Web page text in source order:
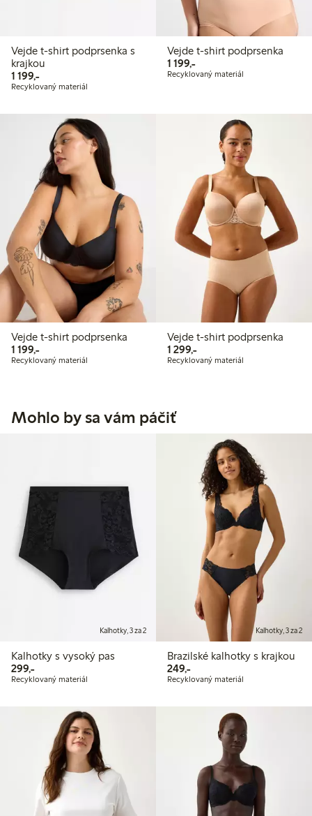
Vejde t-shirt podprsenka s
krajkou
1 199,-1 199,00 Kč
Recyklovaný materiál
Vejde t-shirt podprsenka
1 199,-1 199,00 Kč
Recyklovaný materiál
Vejde t-shirt podprsenka
1 199,-1 199,00 Kč
Recyklovaný materiál
Vejde t-shirt podprsenka
1 299,-1 299,00 Kč
Recyklovaný materiál
Mohlo by sa vám páčiť
Kalhotky, 3 za 2
Kalhotky s vysoký pas
299,-299,00 Kč
Recyklovaný materiál
Kalhotky, 3 za 2
Brazilské kalhotky s krajkou
249,-249,00 Kč
Recyklovaný materiál